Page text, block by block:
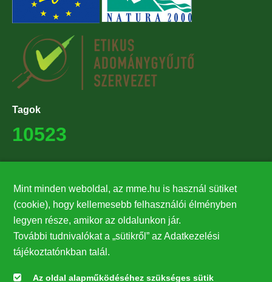
Tagok
10523
27224
Hírlevél feliratkozás
Értesüljön elsőként legfrissebb híreinkről, eseményeinkről!
Mint minden weboldal, az mme.hu is használ sütiket
(cookie), hogy kellemesebb felhasználói élményben
legyen része, amikor az oldalunkon jár.
További tudnivalókat a „sütikről” az Adatkezelési
tájékoztatónkban talál.
Az oldal alapműködéséhez szükséges sütik